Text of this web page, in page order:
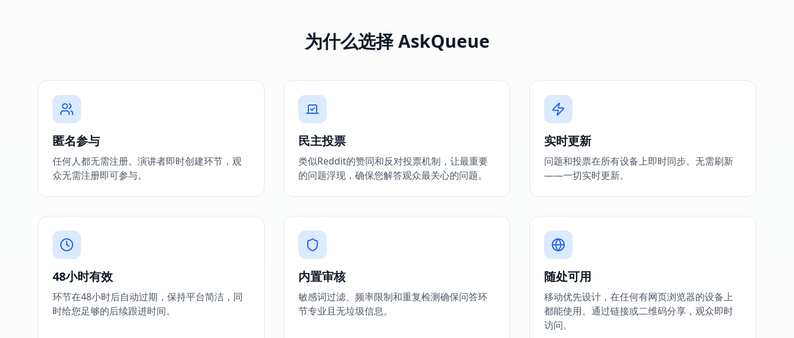
为什么选择 AskQueue
匿名参与
任何人都无需注册。演讲者即时创建环节，观
众无需注册即可参与。
民主投票
类似Reddit的赞同和反对投票机制，让最重要
的问题浮现，确保您解答观众最关心的问题。
实时更新
问题和投票在所有设备上即时同步。无需刷新
——一切实时更新。
48小时有效
环节在48小时后自动过期，保持平台简洁，同
时给您足够的后续跟进时间。
内置审核
敏感词过滤、频率限制和重复检测确保问答环
节专业且无垃圾信息。
随处可用
移动优先设计，在任何有网页浏览器的设备上
都能使用。通过链接或二维码分享，观众即时
访问。